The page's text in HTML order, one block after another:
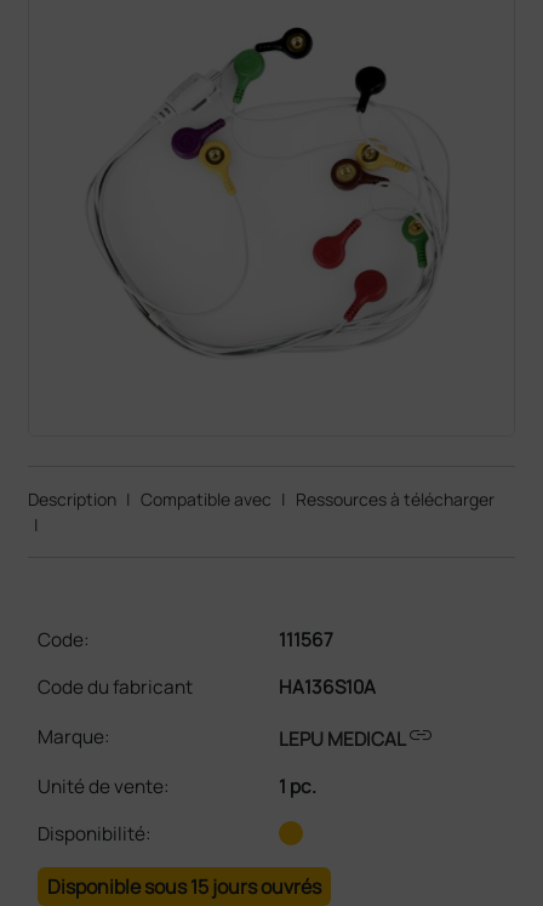
Description | Compatible avec | Ressources à télécharger
|
Code:
111567
Code du fabricant
HA136S10A
Marque:
LEPU MEDICALlink
Unité de vente:
1 pc.
Disponibilité:
Disponible sous 15 jours ouvrés